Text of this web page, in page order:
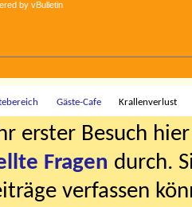
Gäste-Cafe Krallenverlust
erster Besuch
Fragen durch.
verfassen